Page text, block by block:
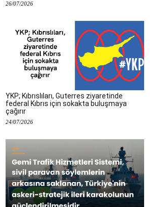
26/07/2026
YKP; Kıbrıslıları, Guterres ziyaretinde
federal Kıbrıs için sokakta buluşmaya
çağırır
24/07/2026